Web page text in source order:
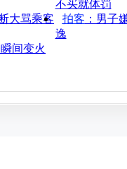
不买就体罚
大骂乘客 拍客 ：男子
逸
间变火